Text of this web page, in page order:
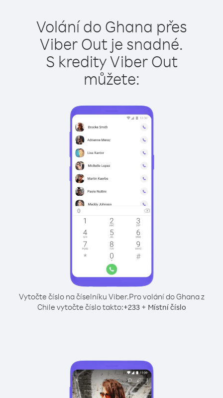
Volání do Ghana přes
Viber Out je snadné.
S kredity Viber Out
můžete:
Vytočte číslo na číselníku Viber.Pro volání do Ghana z
Chile vytočte číslo takto:+233+ Místní číslo